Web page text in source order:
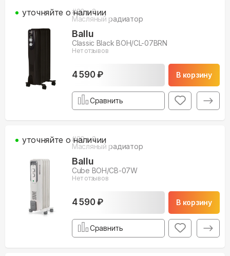
#20м3
Масляный радиатор
Ballu
Classic Black BOH/CL-07BRN
Нет отзывов
4 590 ₽ В корзину
уточняйте о наличии
Сравнить
#20м3
Масляный радиатор
Ballu
Cube BOH/CB-07W
Нет отзывов
4 590 ₽ В корзину
уточняйте о наличии
Сравнить